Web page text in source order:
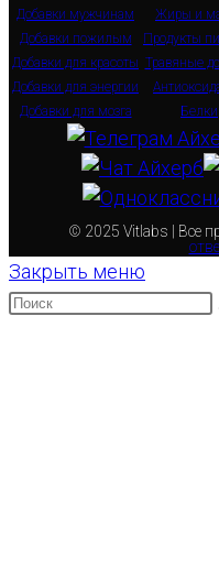
Добавки мужчинам
Добавки пожилым
Добавки для красоты
Добавки для энергии
Добавки для мозга
Жиры и
Продукты
Травяные
Белки
© 2025 Vitlabs | Все
Закрыть меню